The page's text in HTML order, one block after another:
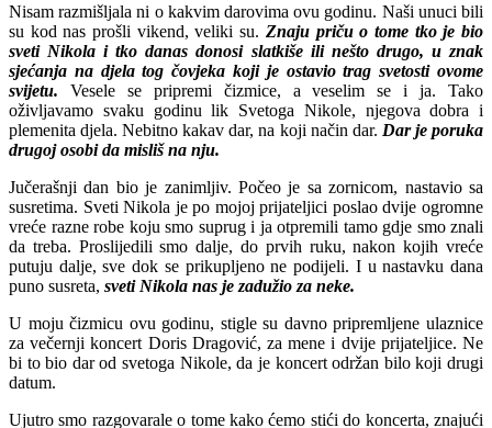
Nisam razmišljala ni o kakvim darovima ovu godinu. Naši unuci bili
su kod nas prošli vikend, veliki su. Znaju priču o tome tko je bio
sveti Nikola i tko danas donosi slatkiše ili nešto drugo, u znak
sjećanja na djela tog čovjeka koji je ostavio trag svetosti ovome
svijetu. Vesele se pripremi čizmice, a veselim se i ja. Tako
oživljavamo svaku godinu lik Svetoga Nikole, njegova dobra i
plemenita djela. Nebitno kakav dar, na koji način dar. Dar je poruka
drugoj osobi da misliš na nju.
Jučerašnji dan bio je zanimljiv. Počeo je sa zornicom, nastavio sa
susretima. Sveti Nikola je po mojoj prijateljici poslao dvije ogromne
vreće razne robe koju smo suprug i ja otpremili tamo gdje smo znali
da treba. Proslijedili smo dalje, do prvih ruku, nakon kojih vreće
putuju dalje, sve dok se prikupljeno ne podijeli. I u nastavku dana
puno susreta, sveti Nikola nas je zadužio za neke.
U moju čizmicu ovu godinu, stigle su davno pripremljene ulaznice
za večernji koncert Doris Dragović, za mene i dvije prijateljice. Ne
bi to bio dar od svetoga Nikole, da je koncert održan bilo koji drugi
datum.
Ujutro smo razgovarale o tome kako ćemo stići do koncerta, znajući